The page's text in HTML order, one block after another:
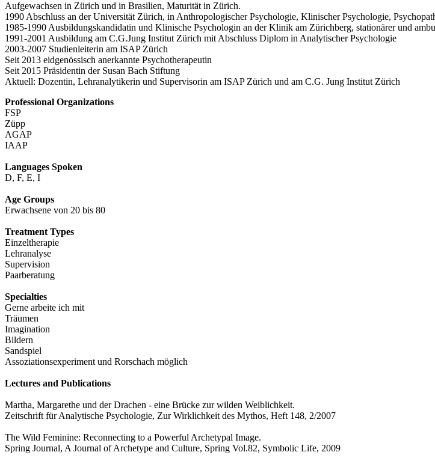
Aufgewachsen in Zürich und in Brasilien, Maturität in Zürich.
1990 Abschluss an der Universität Zürich, in Anthropologischer Psychologie, Klinischer Psychologie,
1985-1990 Ausbildungskandidatin und Klinische Psychologin an der Klinik am Zürichberg, stationärer und
1991-2001 Ausbildung am C.G.Jung Institut Zürich mit Abschluss Diplom in Analytischer Psychologie
2003-2007 Studienleiterin am ISAP Zürich
Seit 2013 eidgenössisch anerkannte Psychotherapeutin
Seit 2015 Präsidentin der Susan Bach Stiftung
Aktuell: Dozentin, Lehranalytikerin und Supervisorin am ISAP Zürich und am C.G. Jung Institut Zürich
Professional Organizations
FSP
Züpp
AGAP
IAAP
Languages Spoken
D, F, E, I
Age Groups
Erwachsene von 20 bis 80
Treatment Types
Einzeltherapie
Lehranalyse
Supervision
Paarberatung
Specialties
Gerne arbeite ich mit
Träumen
Imagination
Bildern
Sandspiel
Assoziationsexperiment und Rorschach möglich
Lectures and Publications
Martha, Margarethe und der Drachen - eine Brücke zur wilden Weiblichkeit.
Zeitschrift für Analytische Psychologie, Zur Wirklichkeit des Mythos, Heft 148, 2/2007
The Wild Feminine: Reconnecting to a Powerful Archetypal Image.
Spring Journal, A Journal of Archetype and Culture, Spring Vol.82, Symbolic Life, 2009